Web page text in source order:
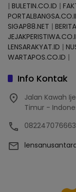
| BULETIN.CO.ID |
SIGAP88.NET |
LENSARAKYAT.ID |
WARTAPOS.CO.ID |
Info Kontak
Jalan Kawah
Timur -
082247076663